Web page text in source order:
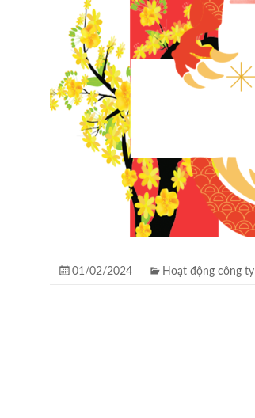
01/02/2024 Hoạt động công ty